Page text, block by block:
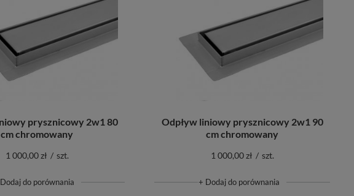
prysznicowy 2w1 80
cm chromowany
1 000,00 zł / szt.
do porównania
Odpływ liniowy prysznicowy 2w1 90
cm chromowany
1 000,00 zł / szt.
+ Dodaj do porównania